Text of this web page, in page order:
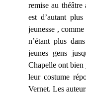
remise au théâtre
est d’autant
jeunesse ,
n’étant plus
jeunes gens
Chapelle ont bien
leur costume
Vernet. Les